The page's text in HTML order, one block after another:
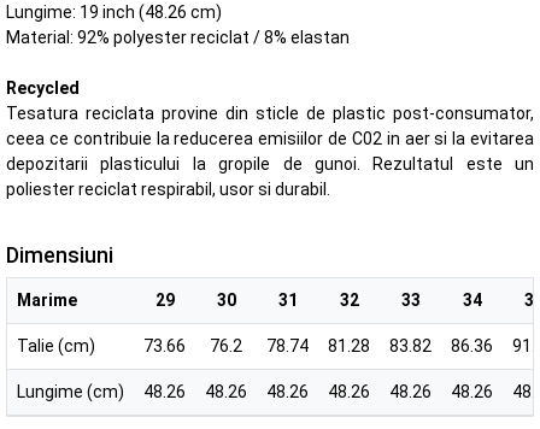
Lungime: 19 inch (48.26 cm)
Material: 92% polyester reciclat / 8% elastan
Recycled
Tesatura reciclata provine din sticle de plastic post-consumator,
ceea ce contribuie la reducerea emisiilor de C02 in aer si la evitarea
depozitarii plasticului la gropile de gunoi. Rezultatul este un
poliester reciclat respirabil, usor si durabil.
Dimensiuni
Marime 29 30 31 32 33 34
Talie (cm) 73.66 76.2 78.74 81.28 83.82 86.36
Lungime (cm) 48.26 48.26 48.26 48.26 48.26 48.26